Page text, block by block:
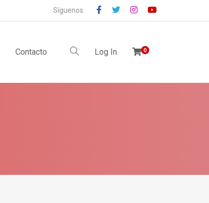
Síguenos:
Contacto Log In 0